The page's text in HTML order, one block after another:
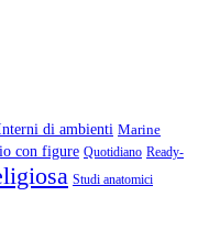
di ambienti Marine
con figure Quotidiano Ready-
Studi anatomici